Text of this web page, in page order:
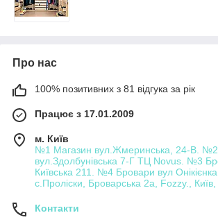
Про нас
100% позитивних з 81 відгука за рік
Працює з 17.01.2009
м. Київ
№1 Магазин вул.Жмеринська, 24-В. №2
вул.Здолбунівська 7-Г ТЦ Novus. №3
Київська 211. №4 Бровари вул
с.Проліски, Броварська 2а, Fozzy., Київ,
Контакти